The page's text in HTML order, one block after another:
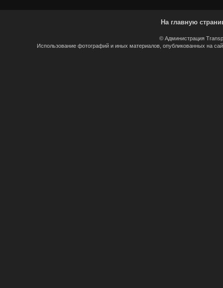
На главную
© Администрация
Использование фотографий и иных материалов, опубликованных на